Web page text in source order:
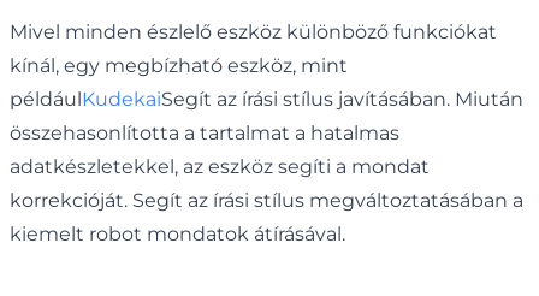
Mivel minden észlelő eszköz különböző funkciókat
kínál, egy megbízható eszköz, mint
példáulKudekaiSegít az írási stílus javításában. Miután
összehasonlította a tartalmat a hatalmas
adatkészletekkel, az eszköz segíti a mondat
korrekcióját. Segít az írási stílus megváltoztatásában a
kiemelt robot mondatok átírásával.